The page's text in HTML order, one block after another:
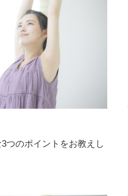
つのポイントをお教えし